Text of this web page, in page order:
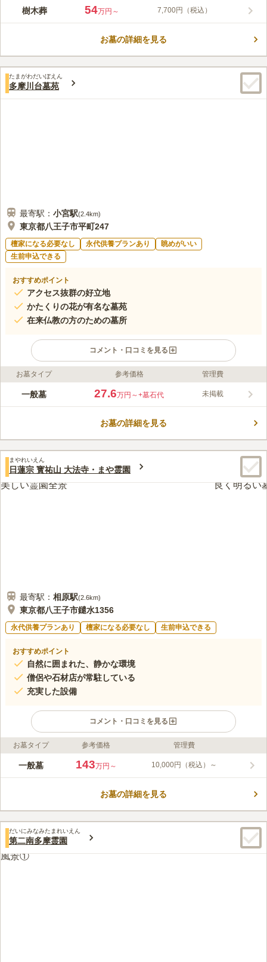
風の丘樹木葬墓地は、東京都八王子市片倉にある霊園です。高尾
シンボルともなっている水がためられたスペースには、献花台が
設計家である関野らん氏が設計されたオシャレであたたかみのあ
る霊園です。 ご好評につき2区画セットプランは完売となりまし
た。
口コミ評価
みんなの評価
40代男性
周辺にお店はありませんが、霊園の環境としては静かで良いと思
樹木葬 54万円～ 7,700円（税込）
お墓の詳細を見る
たまがわだいぼえん
多摩川台墓苑
最寄駅： 小宮駅(2.4km)
東京都八王子市平町247
檀家になる必要なし 永代供養プランあり
眺めがいい
生前申込できる
おすすめポイント
アクセス抜群の好立地
かたくりの花が有名な墓苑
在来仏教の方のための墓所
コメント・口コミを見る
ライフドット編集部のコメント
八王子市にある多摩川台墓苑は、中央自動車道「八王子インタ
車場も完備されているため、車での来園も可能な、交通アクセス
口コミ評価
みんなの評価
3.6 口コミ
40代男性
最寄り駅の近くにショッピングモールがあり、持参しなくても良
い場所です。そこは食事もできるので良い場所です。
お墓タイプ 参考価格 管理費
一般墓 27.6万円～+墓石代 未掲載
お墓の詳細を見る
まやれいえん
日蓮宗 寳祐山 大法寺・まや霊園
最寄駅： 相原駅(2.6km)
東京都八王子市鑓水1356
永代供養プランあり 檀家になる必要なし 生前申込できる
おすすめポイント
自然に囲まれた、静かな環境
僧侶や石材店が常駐している
充実した設備
コメント・口コミを見る
ライフドット編集部のコメント
まや霊園は、京王バス「鑓水入口」バス停から下車徒歩1分の場
檀家専用区画や永代供養塔もあり、全てを住職が掃除をしてくれ
など、設備が充実しており、大変便利に利用することができま
す。
口コミ評価
みんなの評価
60代男性
自宅の周りにホームセンターやスーパーがたくさんあり何も困ら
ない。車で霊園に行くだけで十分。ちなみに霊園の周りには何もない。
お墓タイプ 参考価格 管理費
一般墓 143万円～ 10,000円（税込）～
お墓の詳細を見る
だいにみなみたまれいえん
第二南多摩霊園